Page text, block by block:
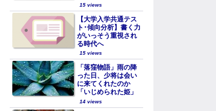
15 views
【大学入学共通テス
ト･傾向分析】書く力
がいっそう重視され
る時代へ
15 views
「落窪物語」雨の降
った日、少将は会い
に来てくれたのか
「いじめられた姫」
14 views